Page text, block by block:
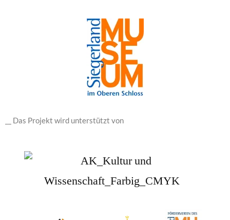
__ Das Projekt wird unterstützt von